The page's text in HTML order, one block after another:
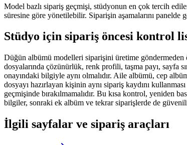
Model bazlı sipariş geçmişi, stüdyonun en çok tercih
süresine göre yönetilebilir. Siparişin aşamalarını
Stüdyo için sipariş öncesi kontrol
Düğün albümü modelleri siparişini üretime göndermeden
dosyalarında çözünürlük, renk profili, taşma payı, sayfa
onayındaki bilgiyle aynı olmalıdır. Aile albümü, cep
dosyayı hazırlayan kişinin aynı sipariş kaydını
geçmişinde bırakılmamalıdır. Bu kısa kontrol, yeniden
bilgiler, sonraki ek albüm ve tekrar siparişlerde de
İlgili sayfalar ve sipariş araçları